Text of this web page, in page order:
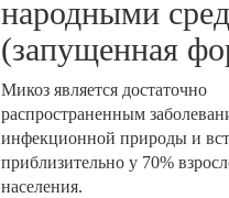
народными
(запущенная
Микоз является достаточно
распространенным
инфекционной природы и
приблизительно у 70%
населения.